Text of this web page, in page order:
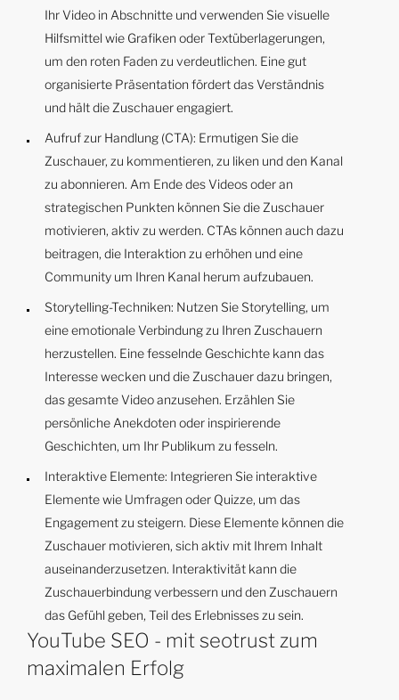
Ihr Video in Abschnitte und verwenden Sie visuelle
Hilfsmittel wie Grafiken oder Textüberlagerungen,
um den roten Faden zu verdeutlichen. Eine gut
organisierte Präsentation fördert das Verständnis
und hält die Zuschauer engagiert.
Aufruf zur Handlung (CTA): Ermutigen Sie die
Zuschauer, zu kommentieren, zu liken und den Kanal
zu abonnieren. Am Ende des Videos oder an
strategischen Punkten können Sie die Zuschauer
motivieren, aktiv zu werden. CTAs können auch dazu
beitragen, die Interaktion zu erhöhen und eine
Community um Ihren Kanal herum aufzubauen.
Storytelling-Techniken: Nutzen Sie Storytelling, um
eine emotionale Verbindung zu Ihren Zuschauern
herzustellen. Eine fesselnde Geschichte kann das
Interesse wecken und die Zuschauer dazu bringen,
das gesamte Video anzusehen. Erzählen Sie
persönliche Anekdoten oder inspirierende
Geschichten, um Ihr Publikum zu fesseln.
Interaktive Elemente: Integrieren Sie interaktive
Elemente wie Umfragen oder Quizze, um das
Engagement zu steigern. Diese Elemente können die
Zuschauer motivieren, sich aktiv mit Ihrem Inhalt
auseinanderzusetzen. Interaktivität kann die
Zuschauerbindung verbessern und den Zuschauern
das Gefühl geben, Teil des Erlebnisses zu sein.
YouTube SEO - mit seotrust zum
maximalen Erfolg